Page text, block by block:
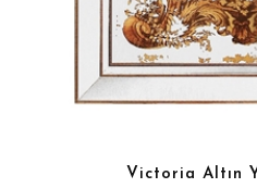
Victoria Altın